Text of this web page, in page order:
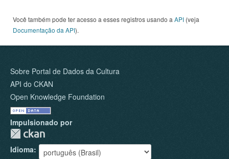
Você também pode ter acesso a esses registros usando a API (veja
Documentação da API).
Sobre Portal de Dados da Cultura
API do CKAN
Open Knowledge Foundation
Impulsionado por
Idioma